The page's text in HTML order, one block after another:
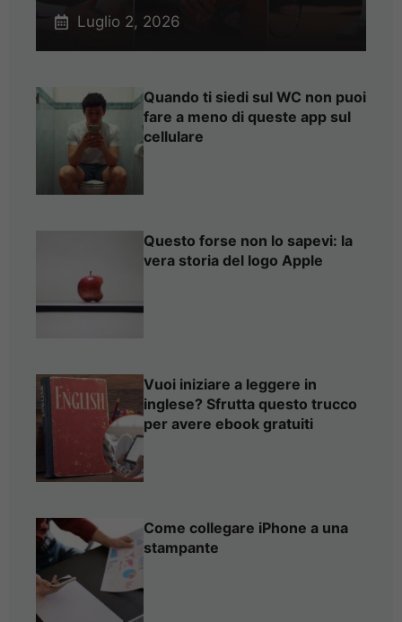
Luglio 2, 2026
Quando ti siedi sul WC non puoi
fare a meno di queste app sul
cellulare
Questo forse non lo sapevi: la
vera storia del logo Apple
Vuoi iniziare a leggere in
inglese? Sfrutta questo trucco
per avere ebook gratuiti
Come collegare iPhone a una
stampante